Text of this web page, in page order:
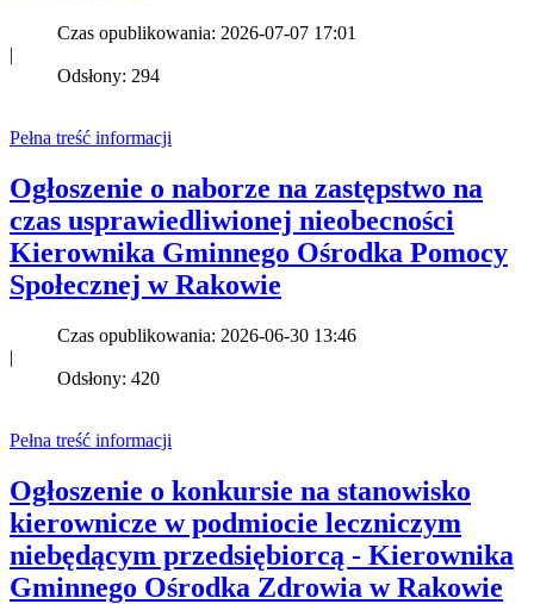
Czas opublikowania: 2026-07-07 17:01
|
Odsłony: 294
Pełna treść informacji
Ogłoszenie o naborze na zastępstwo na
czas usprawiedliwionej nieobecności
Kierownika Gminnego Ośrodka Pomocy
Społecznej w Rakowie
Czas opublikowania: 2026-06-30 13:46
|
Odsłony: 420
Pełna treść informacji
Ogłoszenie o konkursie na stanowisko
kierownicze w podmiocie leczniczym
niebędącym przedsiębiorcą - Kierownika
Gminnego Ośrodka Zdrowia w Rakowie